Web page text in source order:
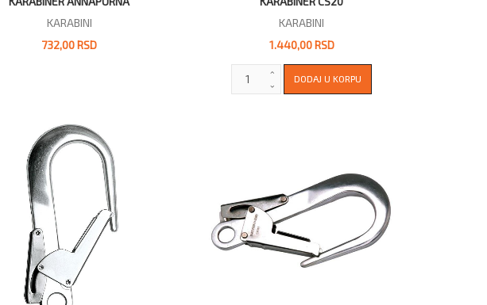
KARABINI
732,00 RSD
KARABINI
1.440,00 RSD